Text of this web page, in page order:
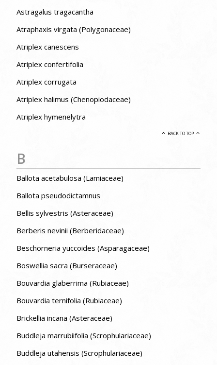
Astragalus tragacantha
Atraphaxis virgata (Polygonaceae)
Atriplex canescens
Atriplex confertifolia
Atriplex corrugata
Atriplex halimus (Chenopiodaceae)
Atriplex hymenelytra
BACK TO TOP
B
Ballota acetabulosa (Lamiaceae)
Ballota pseudodictamnus
Bellis sylvestris (Asteraceae)
Berberis nevinii (Berberidaceae)
Beschorneria yuccoides (Asparagaceae)
Boswellia sacra (Burseraceae)
Bouvardia glaberrima (Rubiaceae)
Bouvardia ternifolia (Rubiaceae)
Brickellia incana (Asteraceae)
Buddleja marrubiifolia (Scrophulariaceae)
Buddleja utahensis (Scrophulariaceae)